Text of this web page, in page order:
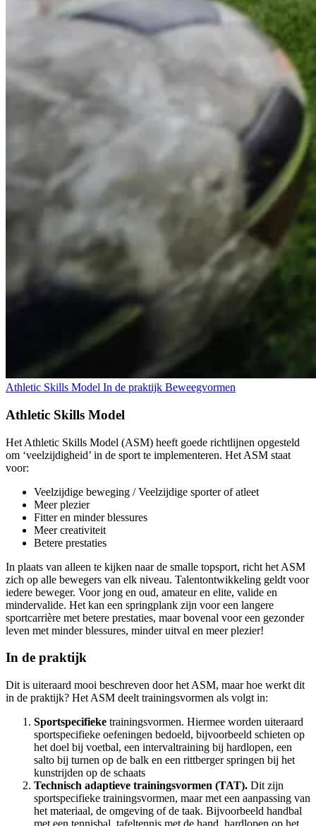
Athletic Skills Model In de praktijk Beweegvormen
Athletic Skills Model
Het Athletic Skills Model (ASM) heeft goede richtlijnen opgesteld
om ‘veelzijdigheid’ in de sport te implementeren. Het ASM staat
voor:
Veelzijdige beweging / Veelzijdige sporter of atleet
Meer plezier
Fitter en minder blessures
Meer creativiteit
Betere prestaties
In plaats van alleen te kijken naar de smalle topsport, richt het ASM
zich op alle bewegers van elk niveau. Talentontwikkeling geldt voor
iedere beweger. Voor jong en oud, amateur en elite, valide en
mindervalide. Het kan een springplank zijn voor een langere
sportcarrière met betere prestaties, maar bovenal voor een gezonder
leven met minder blessures, minder uitval en meer plezier!
In de praktijk
Dit is uiteraard mooi beschreven door het ASM, maar hoe werkt dit
in de praktijk? Het ASM deelt trainingsvormen als volgt in:
Sportspecifieke trainingsvormen. Hiermee worden uiteraard
sportspecifieke oefeningen bedoeld, bijvoorbeeld schieten op
het doel bij voetbal, een intervaltraining bij hardlopen, een
salto bij turnen op de balk en een rittberger springen bij het
kunstrijden op de schaats
Technisch adaptieve trainingsvormen (TAT). Dit zijn
sportspecifieke trainingsvormen, maar met een aanpassing van
het materiaal, de omgeving of de taak. Bijvoorbeeld handbal
met een tennisbal, tafeltennis met de hand, hardlopen op het